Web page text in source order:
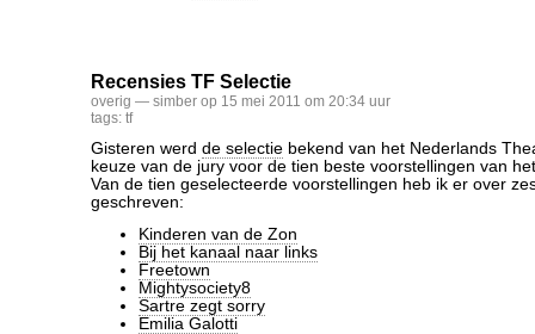
Recensies TF Selectie
overig — simber op 15 mei 2011 om 20:34 uur
tags: tf
Gisteren werd de selectie bekend van het Nederlands
keuze van de jury voor de tien beste voorstellingen van
Van de tien geselecteerde voorstellingen heb ik er over
geschreven:
Kinderen van de Zon
Bij het kanaal naar links
Freetown
Mightysociety8
Sartre zegt sorry
Emilia Galotti